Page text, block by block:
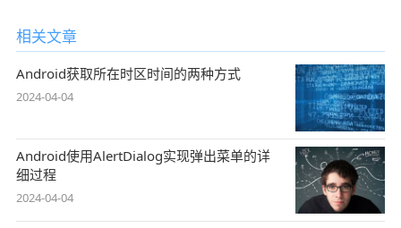
相关文章
Android获取所在时区时间的两种方式
2024-04-04
Android使用AlertDialog实现弹出菜单的详
细过程
2024-04-04